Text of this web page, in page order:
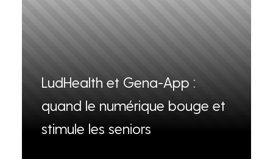
LudHealth et Gena-App :
quand le numérique bouge et
stimule les seniors